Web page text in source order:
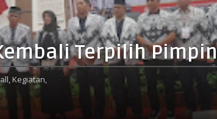
Terpilih Pimpin
all,Kegiatan,